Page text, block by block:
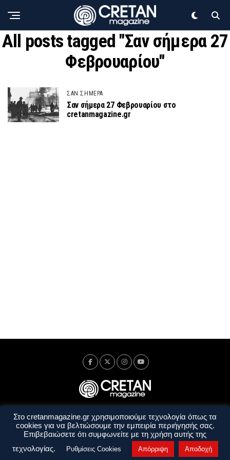
All posts tagged "Σαν σήμερα 27
Φεβρουαρίου"
ΣΑΝ ΣΗΜΕΡΑ
Σαν σήμερα 27 Φεβρουαρίου στο
cretanmagazine.gr
Ταυτότητα Πολιτική Απορρήτου
Όροι Χρήσης
Όροι και Προϋποθέσεις
Στο cretanmagazine.gr χρησιμοποιούμε τεχνολογία όπως τα
cookies για να βελτιώσουμε την εμπειρία περιήγησής σας.
Επιβεβαιώσετε ότι συμφωνείτε με τη χρήση αυτής της
τεχνολογίας.
Ρυθμίσεις Cookies Απόρριψη Αποδοχή